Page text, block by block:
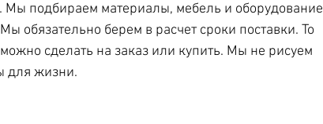
подбираем материалы, мебель и оборудование
обязательно берем в расчет сроки поставки. То
сделать на заказ или купить. Мы не рисуем
для жизни.